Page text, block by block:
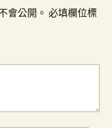
會公開。 必填欄位標